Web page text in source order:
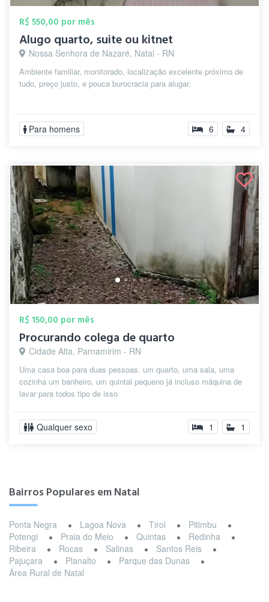
R$ 550,00 por mês
Alugo quarto, suite ou kitnet
Nossa Senhora de Nazaré, Natal - RN
Ambiente familiar, monitorado, localização excelente próximo de
tudo, preço justo, e pouca burocracia para alugar.
Para homens 6 4
R$ 150,00 por mês
Procurando colega de quarto
Cidade Alta, Parnamirim - RN
Uma casa boa para duas pessoas. um quarto, uma sala, uma
cozinha um banheiro, um quintal pequeno já incluso máquina de
lavar para todos tipo de isso
Qualquer sexo 1 1
Bairros Populares em Natal
Ponta Negra Lagoa Nova Tirol
Pitimbu
Potengi
Praia do Meio Quintas
Redinha
Ribeira
Rocas Salinas
Santos Reis
Pajuçara
Planalto
Parque das Dunas
Área Rural de Natal